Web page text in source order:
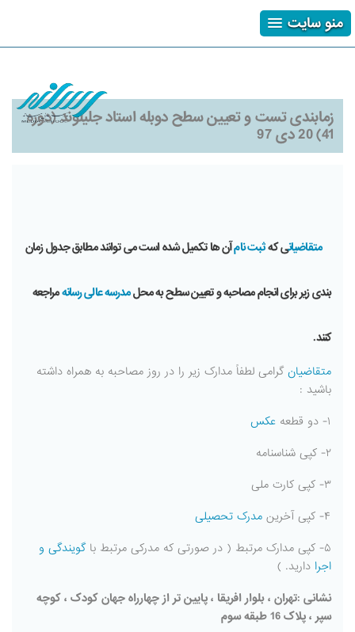
منو سایت
زمابندی تست و تعیین سطح دوبله استاد جلیلوند (دوره
41) 20 دی 97
متقاضیانی کهثبت نامآن ها تکمیل شده است می توانند مطابق جدول زمان
بندی زیر برای انجام مصاحبه و تعیین سطح به محلمدرسه عالی رسانهمراجعه
کنند.
متقاضیان گرامی لطفاً مدارک زیر را در روز مصاحبه به همراه داشته
باشید :
۱- دو قطعه
عکس
۲- کپی شناسنامه
۳- کپی کارت ملی
۴- کپی آخرین
مدرک تحصیلی
۵- کپی مدارک مرتبط ( در صورتی که مدرکی مرتبط با
گویندگی و
اجرا دارید. )
نشانی :تهران ، بلوار افریقا ، پایین تر از چهارراه جهان کودک ، کوچه
سپر ، پلاک 16 طبقه سوم